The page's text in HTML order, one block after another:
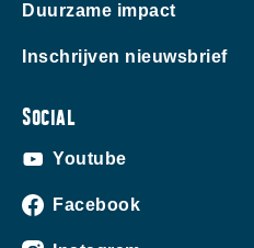
Duurzame impact
Inschrijven nieuwsbrief
Social
Youtube
Facebook